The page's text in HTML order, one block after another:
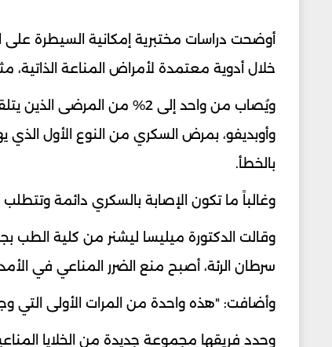
أوضحت دراسات مختبرية إمكانية السيطرة على
خلال أدوية معتمدة لأمراض المناعة الذاتية،
ويُصاب من واحد إلى 2% من
وأوبديفو، بمرض السكري من النوع الأول الذي
بالخطأ.
وغالباً ما تكون الإصابة بالسكري دائمة وتتطلب
وقالت الدكتورة ميليسا ليشنر من كلية الطب
سرطان الرئة، أصبح منع الضرر المناعي في
وأضافت: "هذه واحدة من المرات الأولى التي
وحدد فريقها مجموعة جديدة من الخلايا